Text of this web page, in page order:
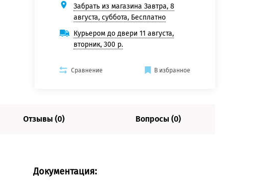
100 баллов
125 баллов
Забрать из магазина Завтра, 8
августа, суббота, Бесплатно
Курьером до двери 11 августа,
вторник, 300 р.
Сравнение В избранное
Отзывы (0) Вопросы (0)
Документация: